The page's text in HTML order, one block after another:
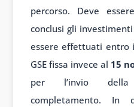
percorso. Deve
conclusi gli
essere effettuati entro
GSE fissa invece al 15
per l’invio della
completamento. In